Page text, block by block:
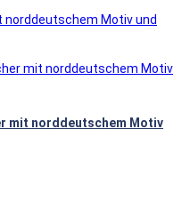
mit norddeutschem Motiv